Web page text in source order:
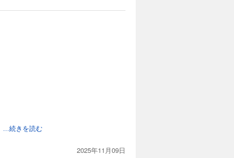
...続きを読む
2025年11月09日